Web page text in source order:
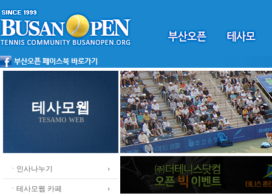
테사모웹
TESAMO WEB
ㆍ인사나누기
ㆍ테사모웹 카페